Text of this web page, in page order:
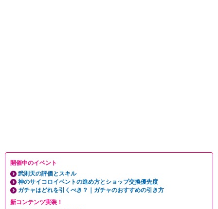
開催中のイベント
武則天の評価とスキル
神のサイコロイベントの進め方とショップ交換優先度
ガチャはどれを引くべき？｜ガチャのおすすめの引き方
新コンテンツ実装！